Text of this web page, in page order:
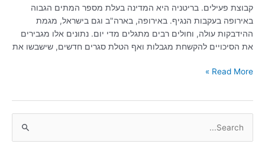
קבוצת פעילים. בריטניה היא המדינה בעלת מספר המתים הגבוה
באירופה בעקבות הנגיף. באירופה, בארה"ב וגם בישראל, מגמת
ההידבקות עולה, וחולים רבים מתגלים מדי יום. נתונים אלו מגבירים
את הסיכויים להקשחת מגבלות ואף הטלת סגרים חדשים, שישבשו את
Read More »